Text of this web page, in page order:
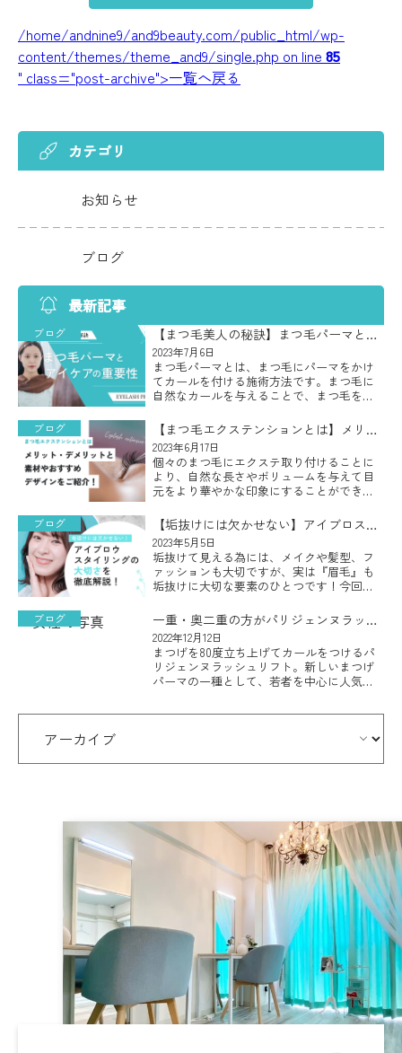
/home/andnine9/and9beauty.com/public_html/wp-
content/themes/theme_and9/single.php on line 85
" class="post-archive">一覧へ戻る
カテゴリ
お知らせ
ブログ
最新記事
ブログ
【まつ毛美人の秘訣】まつ毛パーマとア
イケアの重要性
2023年7月6日
まつ毛パーマとは、まつ毛にパーマをかけ
てカールを付ける施術方法です。まつ毛に
自然なカールを与えることで、まつ毛をよ
することができ、カールがついたまつ毛は
目を大きく見せたり、目力をアッ […]
ブログ
【まつ毛エクステンションとは】メリッ
ト・デメリットと素材やおすすめデザイ
ンをご紹介！
2023年6月17日
個々のまつ毛にエクステ取り付けることに
より、自然な長さやボリュームを与えて目
元をより華やかな印象にすることができる
元に似合う素材やデザインが何なのかわか
らないとお悩みの方も多いのでは […]
ブログ
【垢抜けには欠かせない】アイブロスタ
イリングの大切さを徹底解説！
2023年5月5日
垢抜けて見える為には、メイクや髪型、フ
ァッションも大切ですが、実は『眉毛』も
垢抜けに大切な要素のひとつです！今回
重要な要素となる『眉毛』を整える『アイ
ブロウスタイリング』についてご説 […]
ブログ
一重・奥二重の方がパリジェンヌラッシ
ュリフトを受ける際のポイント
2022年12月12日
まつげを80度立ち上げてカールをつけるパ
リジェンヌラッシュリフト。新しいまつげ
パーマの一種として、若者を中心に人気が
やかで若々しく見えるということから人気